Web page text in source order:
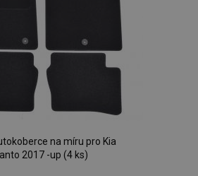
na míru pro Kia
2017 -up (4 ks)